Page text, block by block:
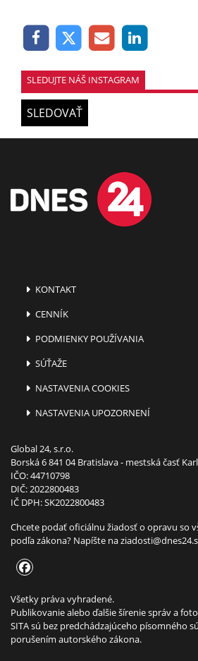
SLEDUJTE NÁŠ INSTAGRAM
SLEDOVAŤ
KONTAKT
CENNÍK
PODMIENKY POUŽÍVANIA
SÚŤAŽE
NASTAVENIA COOKIES
NASTAVENIA UPOZORNENÍ
Global 24, s.r.o.
Borská 6 841 04 Bratislava - mestská časť
IČO: 44710798
DIČ: 2022800483
IČ DPH: SK2022800483
Chcete podať oficiálnu žiadosť o opravu so
podľa zákona? Napíšte na
Všetky práva vyhradené.
Publikovanie alebo ďalšie šírenie správ a
SITA sú bez predchádzajúceho písomného
porušením autorského zákona.